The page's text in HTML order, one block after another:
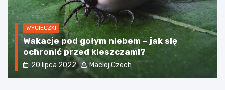
WYCIECZKI
Wakacje pod gołym niebem – jak się
ochronić przed kleszczami?
20 lipca 2022 Maciej Czech